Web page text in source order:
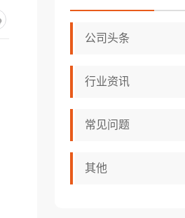
公司头条
行业资讯
常见问题
其他